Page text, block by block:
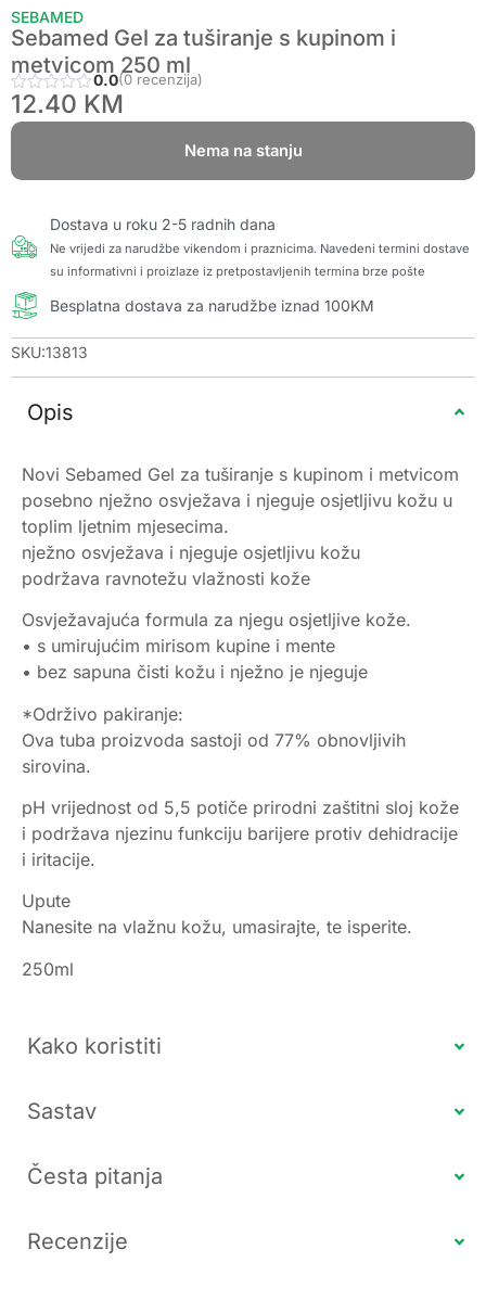
SEBAMED
Sebamed Gel za tuširanje s kupinom i
metvicom 250 ml
0.0(0 recenzija)
12.40 KM
Nema na stanju
Dostava u roku 2-5 radnih dana
Ne vrijedi za narudžbe vikendom i praznicima. Navedeni termini dostave
su informativni i proizlaze iz pretpostavljenih termina brze pošte
Besplatna dostava za narudžbe iznad 100KM
SKU:13813
Opis
Novi Sebamed Gel za tuširanje s kupinom i metvicom
posebno nježno osvježava i njeguje osjetljivu kožu u
toplim ljetnim mjesecima.
nježno osvježava i njeguje osjetljivu kožu
podržava ravnotežu vlažnosti kože
Osvježavajuća formula za njegu osjetljive kože.
• s umirujućim mirisom kupine i mente
• bez sapuna čisti kožu i nježno je njeguje
*Održivo pakiranje:
Ova tuba proizvoda sastoji od 77% obnovljivih
sirovina.
pH vrijednost od 5,5 potiče prirodni zaštitni sloj kože
i podržava njezinu funkciju barijere protiv dehidracije
i iritacije.
Upute
Nanesite na vlažnu kožu, umasirajte, te isperite.
250ml
Kako koristiti
Sastav
Česta pitanja
Recenzije